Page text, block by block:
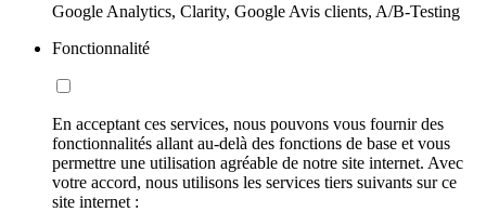
Google Analytics, Clarity, Google Avis clients, A/B-Testing
Fonctionnalité
En acceptant ces services, nous pouvons vous fournir des
fonctionnalités allant au-delà des fonctions de base et vous
permettre une utilisation agréable de notre site internet. Avec
votre accord, nous utilisons les services tiers suivants sur ce
site internet :